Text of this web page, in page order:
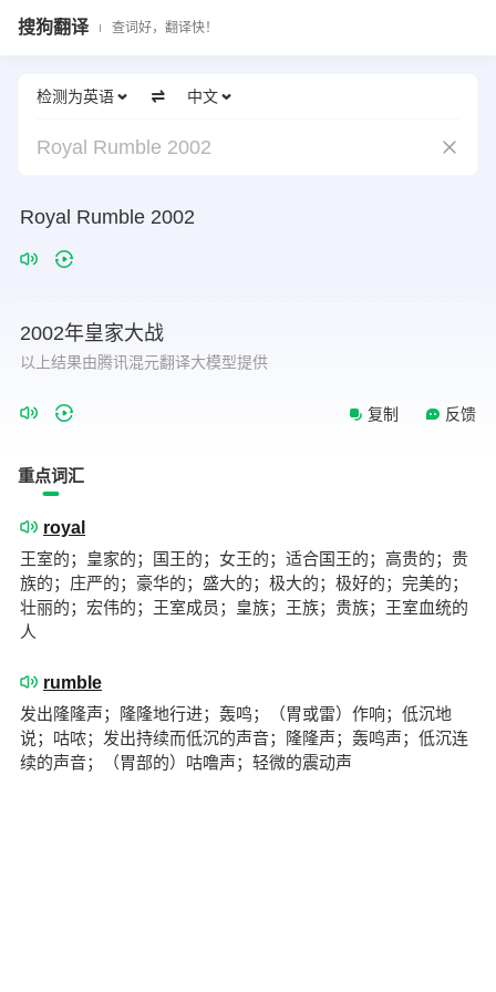
搜狗翻译 查词好，翻译快！
检测为英语 中文
Royal Rumble 2002
Royal Rumble 2002
2002年皇家大战
以上结果由腾讯混元翻译大模型提供
复制 反馈
重点词汇
royal
王室的；皇家的；国王的；女王的；适合国王的；高贵的；贵
族的；庄严的；豪华的；盛大的；极大的；极好的；完美的；
壮丽的；宏伟的；王室成员；皇族；王族；贵族；王室血统的
人
rumble
发出隆隆声；隆隆地行进；轰鸣；（胃或雷）作响；低沉地
说；咕哝；发出持续而低沉的声音；隆隆声；轰鸣声；低沉连
续的声音；（胃部的）咕噜声；轻微的震动声